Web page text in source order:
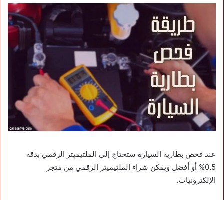
عند فحص بطارية السيارة ستحتاج إلى الملتيميتر الرقمي بدقة
0.5% أو أفضل ويمكن شراء الملتيميتر الرقمي من متجر
الإلكترونيات.